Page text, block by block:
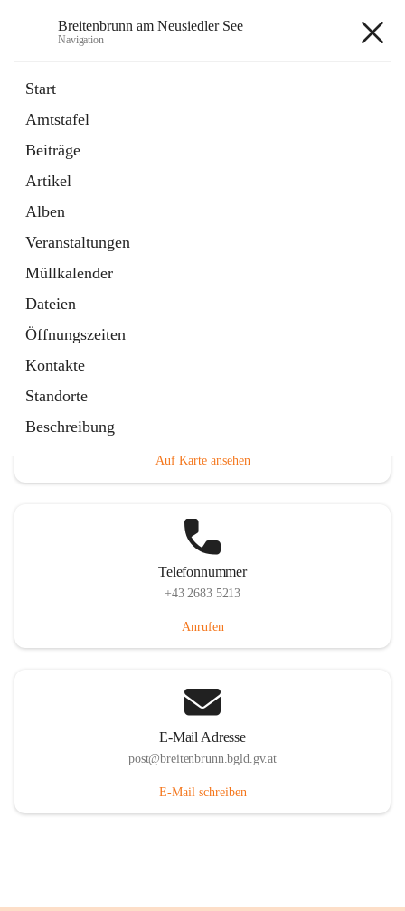
Breitenbrunn am Neusiedler See
Navigation
Start
Amtstafel
Beiträge
Artikel
Alben
Veranstaltungen
Müllkalender
Dateien
Öffnungszeiten
Kontakte
Standorte
Beschreibung
18 Schnellzugriffe
Gemeindeservice
Auf Karte ansehen
Telefonnummer
+43 2683 5213
Anrufen
E-Mail Adresse
post@breitenbrunn.bgld.gv.at
E-Mail schreiben